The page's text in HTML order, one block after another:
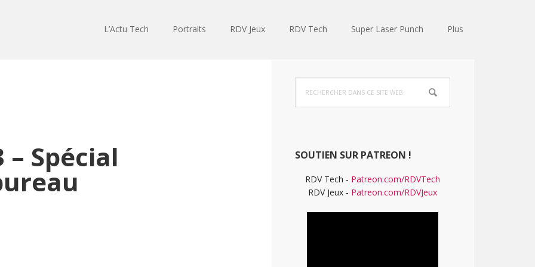
L’Actu Tech Portraits RDV Jeux RDV Tech Super Laser Punch Plus
Spécial
Barre
latérale
dans
ce
SOUTIEN SUR PATREON !
RDV Tech - Patreon.com/RDVTech
RDV Jeux - Patreon.com/RDVJeux